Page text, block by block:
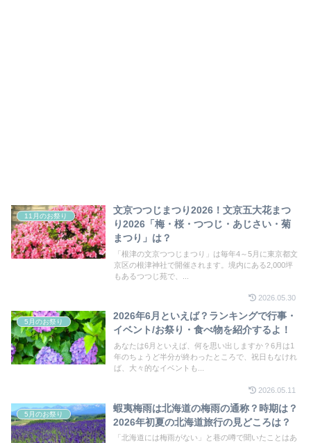
11月のお祭り
文京つつじまつり2026！文京五大花まつ
り2026「梅・桜・つつじ・あじさい・菊
まつり」は？
「根津の文京つつじまつり」は毎年4～5月に東京都文
京区の根津神社で開催されます。境内にある2,000坪
もあるつつじ苑で、...
2026.05.30
5月のお祭り
2026年6月といえば？ランキングで行事・
イベント/お祭り・食べ物を紹介するよ！
あなたは6月といえば、何を思い出しますか？6月は1
年のちょうど半分が終わったところで、祝日もなけれ
ば、大々的なイベントも...
2026.05.11
5月のお祭り
蝦夷梅雨は北海道の梅雨の通称？時期は？
2026年初夏の北海道旅行の見どころは？
「北海道には梅雨がない」と巷の噂で聞いたことはあ